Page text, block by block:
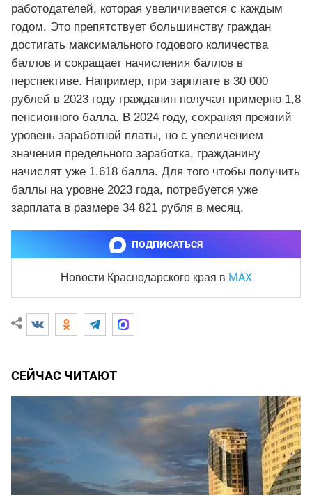
работодателей, которая увеличивается с каждым
годом. Это препятствует большинству граждан
достигать максимального годового количества
баллов и сокращает начисления баллов в
перспективе. Например, при зарплате в 30 000
рублей в 2023 году гражданин получал примерно 1,8
пенсионного балла. В 2024 году, сохраняя прежний
уровень заработной платы, но с увеличением
значения предельного заработка, гражданину
начислят уже 1,618 балла. Для того чтобы получить
баллы на уровне 2023 года, потребуется уже
зарплата в размере 34 821 рубля в месяц.
ПОДПИСАТЬСЯ
Новости Краснодарского края в MAX
СЕЙЧАС ЧИТАЮТ